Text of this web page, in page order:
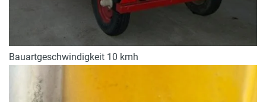
Bauartgeschwindigkeit 10 kmh